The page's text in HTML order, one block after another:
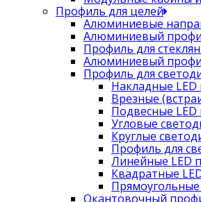
Профиль для целей
Алюминиевые
Алюминиевый
Профиль для
Алюминиевый
Профиль для
Накладные
Врезные
Подвесные
Угловые
Круглые
Профиль для
Линейные LED
Квадратные
Окантовочный